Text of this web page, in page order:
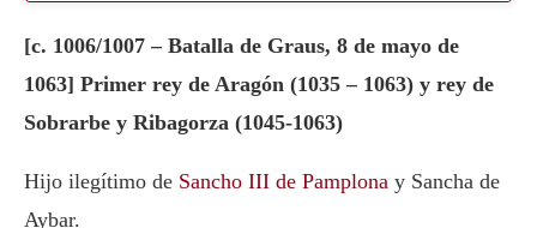
[c. 1006/1007 – Batalla de Graus, 8 de mayo de
1063] Primer rey de Aragón (1035 – 1063) y rey de
Sobrarbe y Ribagorza (1045-1063)
Hijo ilegítimo de Sancho III de Pamplona y Sancha de
Aybar.